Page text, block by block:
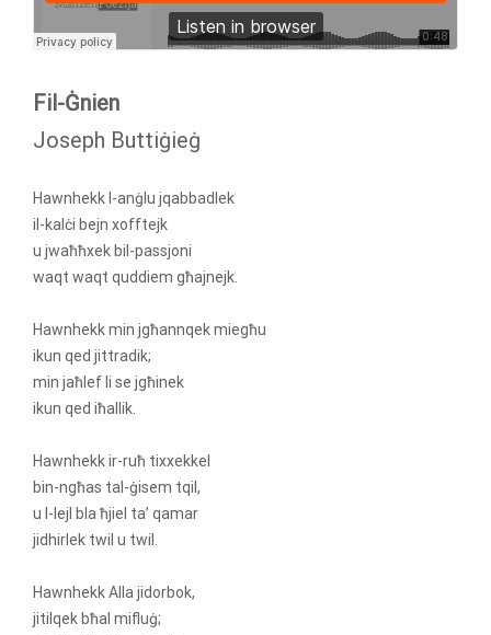
Fil-Ġnien
Joseph Buttiġieġ
Hawnhekk l-anġlu jqabbadlek
il-kalċi bejn xofftejk
u jwaħħxek bil-passjoni
waqt waqt quddiem għajnejk.
Hawnhekk min jgħannqek miegħu
ikun qed jittradik;
min jaħlef li se jgħinek
ikun qed iħallik.
Hawnhekk ir-ruħ tixxekkel
bin-ngħas tal-ġisem tqil,
u l-lejl bla ħjiel ta’ qamar
jidhirlek twil u twil.
Hawnhekk Alla jidorbok,
jitilqek bħal mifluġ;